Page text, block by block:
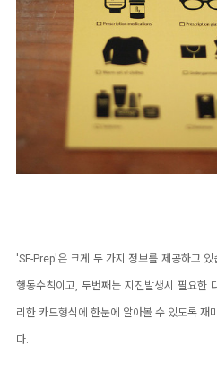
'SF-Prep'은 크게 두 가지 정보를 제공하고
행동수칙이고, 두번째는 지진발생시 필요한
리한 카드형식에 한눈에 알아볼 수 있도록 재
다.